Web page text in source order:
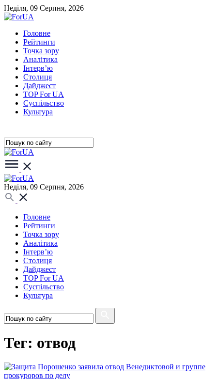
Неділя, 09 Серпня, 2026
Головне
Рейтинги
Точка зору
Аналітика
Інтерв’ю
Столиця
Дайджест
TOP For UA
Суспiльство
Культура
Неділя, 09 Серпня, 2026
Головне
Рейтинги
Точка зору
Аналітика
Інтерв’ю
Столиця
Дайджест
TOP For UA
Суспiльство
Культура
Тег: отвод